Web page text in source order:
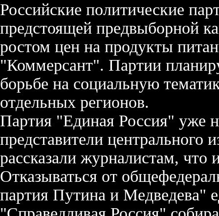
Российские политические
предстоящей предвыборной
ростом цен на продукты
"Коммерсант". Партии
борьбе на социальную
отдельных регионов.
Партия "Единая Россия" уже
представители центрального
рассказали журналистам,
Отказываться от
партия Путина и Медведева"